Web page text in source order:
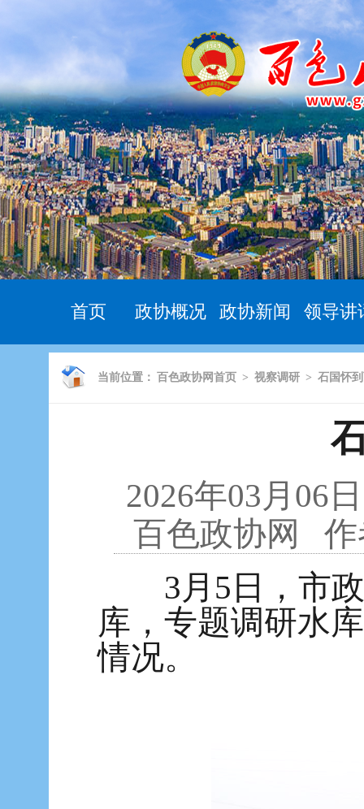
首页 政协概况 政协新闻 领导讲
当前位置： 百色政协网首页 > 视察调研 > 石国怀
2026年03月06
百色政协网
作
3月5日，市政
库，专题调研水
情况。